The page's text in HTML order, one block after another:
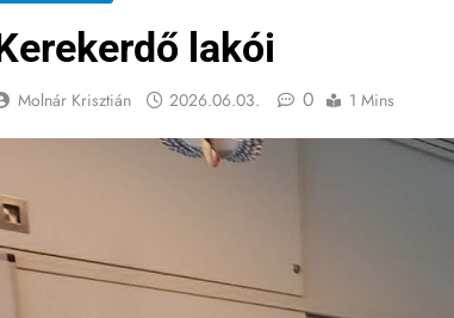
lakói
Molnár Krisztián 2026.06.03. 0 1 Mins